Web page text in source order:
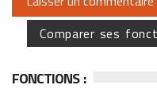
Comparer ses
FONCTIONS :